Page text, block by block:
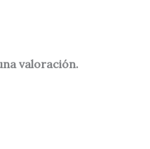
valoración.